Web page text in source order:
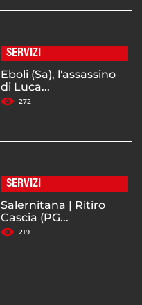
SERVIZI
Eboli (Sa), l'assassino
di Luca...
272
SERVIZI
Salernitana | Ritiro
Cascia (PG...
219